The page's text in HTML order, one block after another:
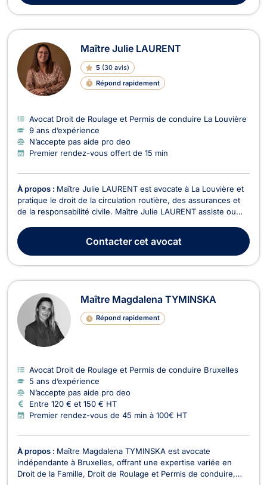
Maître Julie LAURENT
5 (30 avis)
Répond rapidement
Avocat Droit de Roulage et Permis de conduire La Louvière
9 ans d’expérience
N’accepte pas aide pro deo
Premier rendez-vous offert de 15 min
À propos : Maître Julie LAURENT est avocate à La Louvière et
pratique le droit de la circulation routière, des assurances et
de la responsabilité civile. Maître Julie LAURENT assiste ou
de police pour des infractions de roulage (excès de vitesse,
intoxication alcoolique, iv...
Contactercet avocat
Maître Magdalena TYMINSKA
Répond rapidement
Avocat Droit de Roulage et Permis de conduire Bruxelles
5 ans d’expérience
N’accepte pas aide pro deo
Entre 120 € et 150 € HT
Premier rendez-vous de 45 min à 100€ HT
À propos : Maître Magdalena TYMINSKA est avocate
indépendante à Bruxelles, offrant une expertise variée en
Droit de la Famille, Droit de Roulage et Permis de conduire,